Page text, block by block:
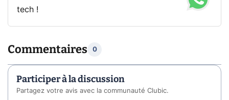
tech !
Commentaires 0
Participer à la discussion
Partagez votre avis avec la communauté Clubic.